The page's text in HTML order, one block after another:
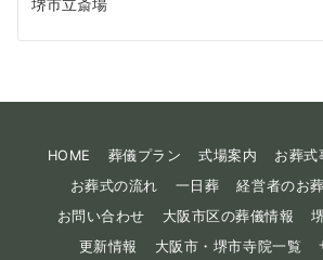
堺市立斎場
HOME 葬儀プラン 式場案内 お葬式
お葬式の流れ
一日葬 経営者のお
お問い合わせ
大阪市区の葬儀情報
更新情報
大阪市・堺市寺院一覧